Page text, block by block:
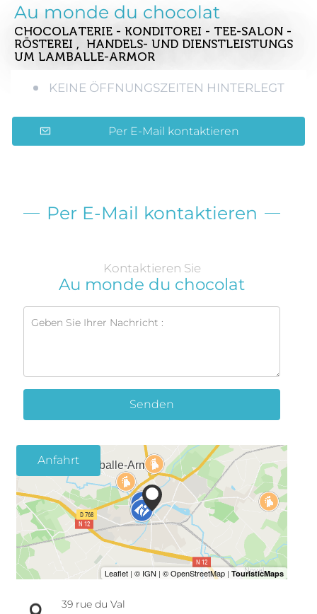
Au monde du chocolat
CHOCOLATERIE - KONDITOREI - TEE-SALON -
RÖSTEREI , HANDELS- UND DIENSTLEISTUNGS
UM LAMBALLE-ARMOR
KEINE ÖFFNUNGSZEITEN HINTERLEGT
Per E-Mail kontaktieren
Per E-Mail kontaktieren
Kontaktieren Sie
Au monde du chocolat
Senden
Anfahrt
39 rue du Val